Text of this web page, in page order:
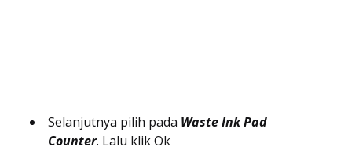
Selanjutnya pilih pada Waste Ink Pad
Counter. Lalu klik Ok